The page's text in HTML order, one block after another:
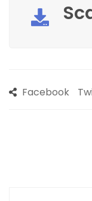
Facebook